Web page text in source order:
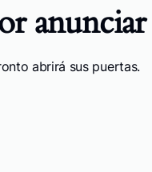
anunciar
abrirá sus puertas.